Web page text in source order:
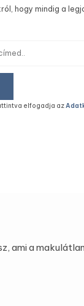
hogy mindig a
elfogadja az
ami a